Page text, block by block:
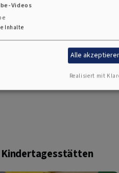
Videos
Inhalte
Alle
Realisiert mit